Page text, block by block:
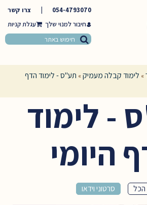
054-4793070
צרו קשר
חיבור למנוי שלך
» לימוד קבלה מעמיק» תע"ס - לימוד הדף
- לימוד
היומי
הכל סרטוני וידאו